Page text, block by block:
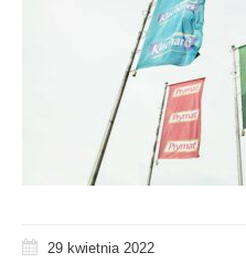
29 kwietnia 2022